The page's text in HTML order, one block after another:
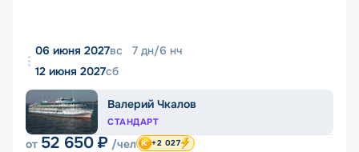
06 июня 2027вс 7 дн/6 нч
12 июня 2027сб
Валерий Чкалов
СТАНДАРТ
от 52 650 ₽ /чел +2 027